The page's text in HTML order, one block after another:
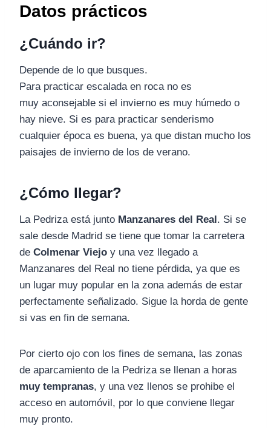
Datos prácticos
¿Cuándo ir?
Depende de lo que busques.
Para practicar escalada en roca no es
muy aconsejable si el invierno es muy húmedo o
hay nieve. Si es para practicar senderismo
cualquier época es buena, ya que distan mucho los
paisajes de invierno de los de verano.
¿Cómo llegar?
La Pedriza está junto Manzanares del Real . Si se
sale desde Madrid se tiene que tomar la carretera
de Colmenar Viejo y una vez llegado a
Manzanares del Real no tiene pérdida, ya que es
un lugar muy popular en la zona además de estar
perfectamente señalizado. Sigue la horda de gente
si vas en fin de semana.
Por cierto ojo con los fines de semana, las zonas
de aparcamiento de la Pedriza se llenan a horas
muy tempranas, y una vez llenos se prohibe el
acceso en automóvil, por lo que conviene llegar
muy pronto.